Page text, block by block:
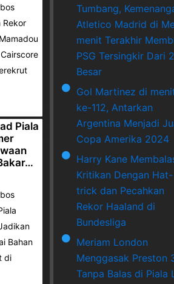
Rekor
Piala
Bahan
di
Tumbang,
Atletico Madrid di
menit Terakhir
PSG Tersingkir Dari
Besar
Gol Martinez di
ke-112, Antarkan
Argentina Menjadi
Copa Amerika 2024
Harry Kane
Kritikan Dengan Hat-
trick dan Pecahkan
Rekor Haaland di
Bundesliga
Meriam London
Menggasak Preston
Tanpa Balas di Piala